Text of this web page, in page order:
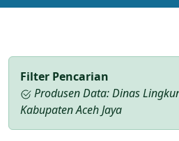
Filter Pencarian
Produsen Data: Dinas
Kabupaten Aceh Jaya